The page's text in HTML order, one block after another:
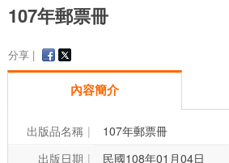
107年郵票冊
分享 |
內容簡介
出版品名稱
107年郵票冊
出版日期
民國108年01月04日